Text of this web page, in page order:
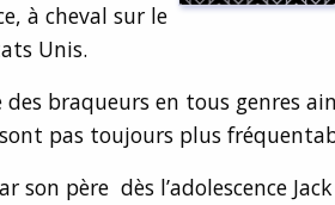
à cheval sur le
Unis.
braqueurs en tous genres
pas toujours plus
père dès l’adolescence